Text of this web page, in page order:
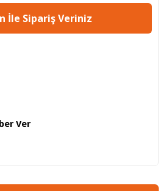
İle Sipariş Veriniz
Ver